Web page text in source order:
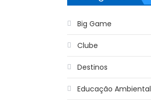
Big Game
Clube
Destinos
Educação Ambiental